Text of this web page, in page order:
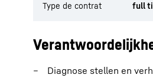
Diagnose stellen en
Type de contrat
full